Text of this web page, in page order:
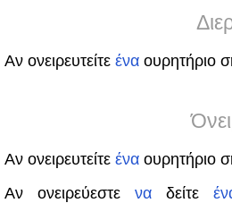
Αν ονειρευτείτε ένα ουρητήριο
Αν ονειρευτείτε ένα ουρητήριο
Αν ονειρεύεστε να δείτε